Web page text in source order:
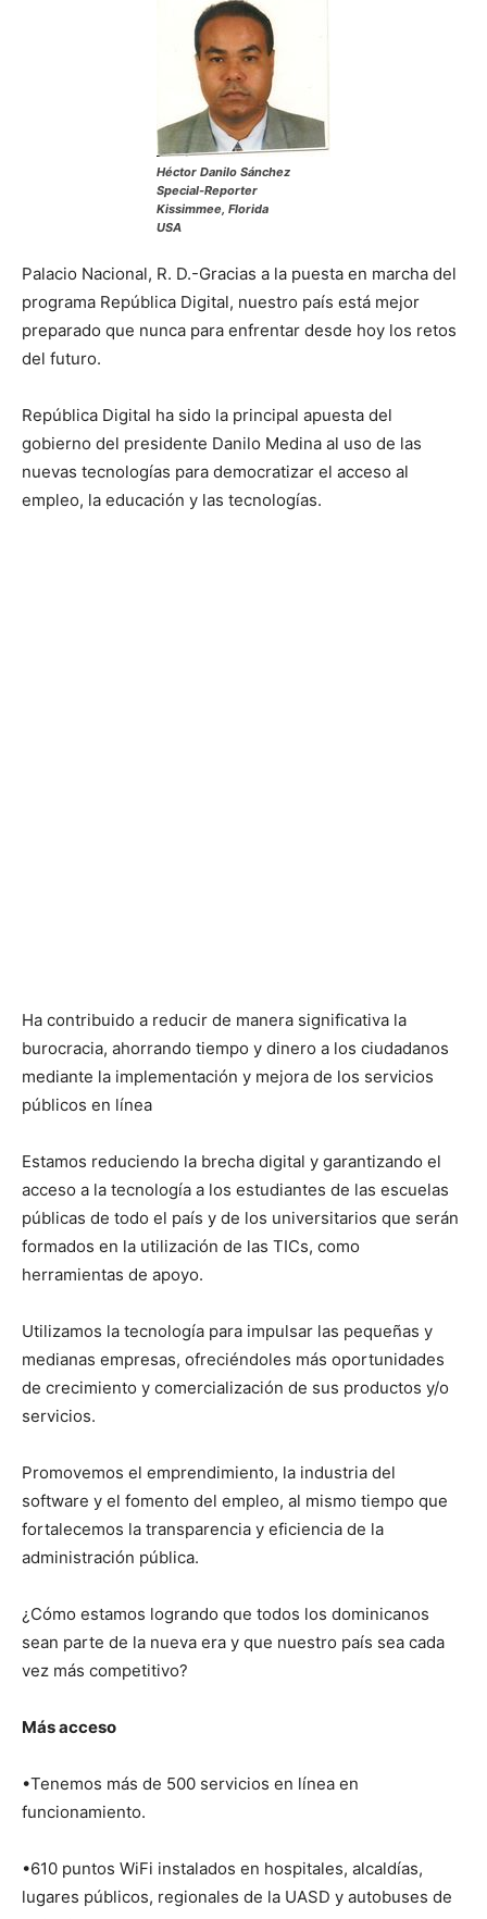
Héctor Danilo Sánchez
Special-Reporter
Kissimmee, Florida
USA
Palacio Nacional, R. D.-Gracias a la puesta en marcha del
programa República Digital, nuestro país está mejor
preparado que nunca para enfrentar desde hoy los retos
del futuro.
República Digital ha sido la principal apuesta del
gobierno del presidente Danilo Medina al uso de las
nuevas tecnologías para democratizar el acceso al
empleo, la educación y las tecnologías.
Ha contribuido a reducir de manera significativa la
burocracia, ahorrando tiempo y dinero a los ciudadanos
mediante la implementación y mejora de los servicios
públicos en línea
Estamos reduciendo la brecha digital y garantizando el
acceso a la tecnología a los estudiantes de las escuelas
públicas de todo el país y de los universitarios que serán
formados en la utilización de las TICs, como
herramientas de apoyo.
Utilizamos la tecnología para impulsar las pequeñas y
medianas empresas, ofreciéndoles más oportunidades
de crecimiento y comercialización de sus productos y/o
servicios.
Promovemos el emprendimiento, la industria del
software y el fomento del empleo, al mismo tiempo que
fortalecemos la transparencia y eficiencia de la
administración pública.
¿Cómo estamos logrando que todos los dominicanos
sean parte de la nueva era y que nuestro país sea cada
vez más competitivo?
Más acceso
•Tenemos más de 500 servicios en línea en
funcionamiento.
•610 puntos WiFi instalados en hospitales, alcaldías,
lugares públicos, regionales de la UASD y autobuses de